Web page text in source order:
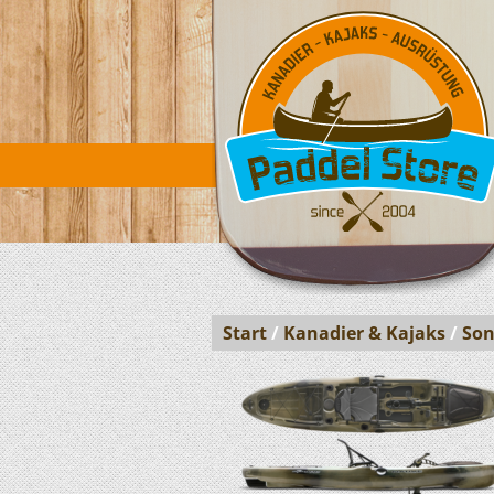
Start/ Kanadier & Kajaks/